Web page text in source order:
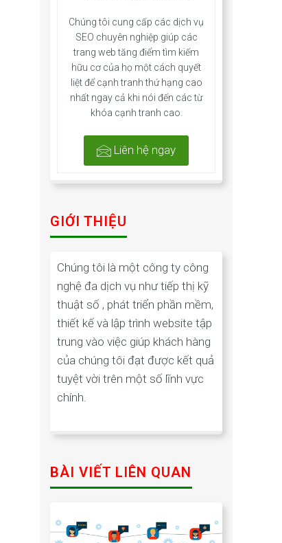
Chúng tôi cung cấp các dịch vụ
SEO chuyên nghiệp giúp các
trang web tăng điểm tìm kiếm
hữu cơ của họ một cách quyết
liệt để cạnh tranh thứ hạng cao
nhất ngay cả khi nói đến các từ
khóa cạnh tranh cao.
Liên hệ ngay
GIỚI THIỆU
Chúng tôi là một công ty công
nghệ đa dịch vụ như tiếp thị kỹ
thuật số , phát triển phần mềm,
thiết kế và lập trình website tập
trung vào việc giúp khách hàng
của chúng tôi đạt được kết quả
tuyệt vời trên một số lĩnh vực
chính.
BÀI VIẾT LIÊN QUAN